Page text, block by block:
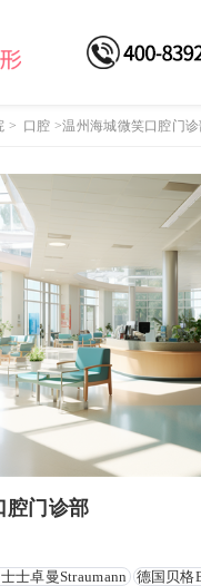
> 口腔 >温州海城微笑口腔门诊
腔门诊部
士卓曼Straumann 德国贝格